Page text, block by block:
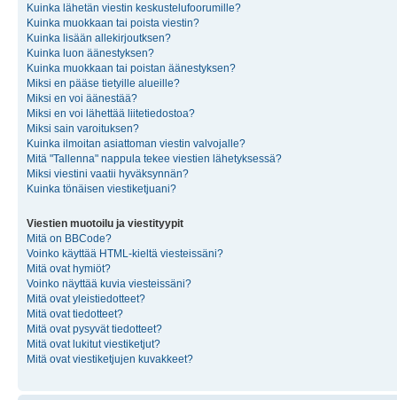
Kuinka lähetän viestin keskustelufoorumille?
Kuinka muokkaan tai poista viestin?
Kuinka lisään allekirjoutksen?
Kuinka luon äänestyksen?
Kuinka muokkaan tai poistan äänestyksen?
Miksi en pääse tietyille alueille?
Miksi en voi äänestää?
Miksi en voi lähettää liitetiedostoa?
Miksi sain varoituksen?
Kuinka ilmoitan asiattoman viestin valvojalle?
Mitä "Tallenna" nappula tekee viestien lähetyksessä?
Miksi viestini vaatii hyväksynnän?
Kuinka tönäisen viestiketjuani?
Viestien muotoilu ja viestityypit
Mitä on BBCode?
Voinko käyttää HTML-kieltä viesteissäni?
Mitä ovat hymiöt?
Voinko näyttää kuvia viesteissäni?
Mitä ovat yleistiedotteet?
Mitä ovat tiedotteet?
Mitä ovat pysyvät tiedotteet?
Mitä ovat lukitut viestiketjut?
Mitä ovat viestiketjujen kuvakkeet?